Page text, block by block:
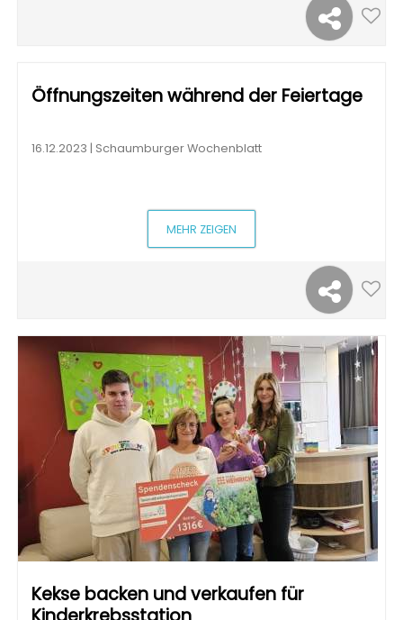
Öffnungszeiten während der Feiertage
16.12.2023 | Schaumburger Wochenblatt
MEHR ZEIGEN
Kekse backen und verkaufen für